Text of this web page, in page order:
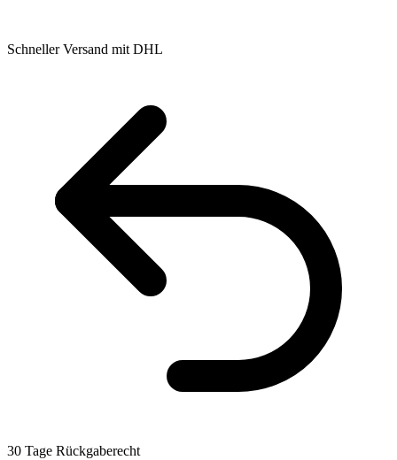
Schneller Versand mit DHL
30 Tage Rückgaberecht